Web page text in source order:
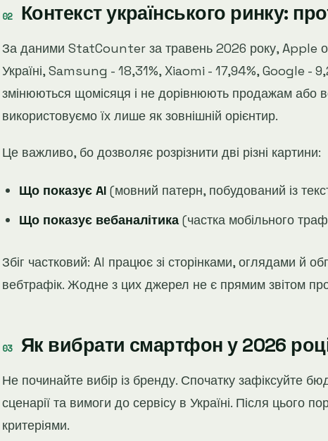
Контекст українського ринку:
За даними StatCounter за травень 2026 року, Apple
Україні, Samsung - 18,31%, Xiaomi - 17,94%, Google -
змінюються щомісяця і не дорівнюють продажам або
використовуємо їх лише як зовнішній орієнтир.
Це важливо, бо дозволяє розрізнити дві різні картини:
Що показує AI (мовний патерн, побудований із
Що показує вебаналітика (частка мобільного
Збіг частковий: AI працює зі сторінками, оглядами й
вебтрафік. Жодне з цих джерел не є прямим звітом
Як вибрати смартфон у 2026
Не починайте вибір із бренду. Спочатку зафіксуйте
сценарії та вимоги до сервісу в Україні. Після цього
критеріями.